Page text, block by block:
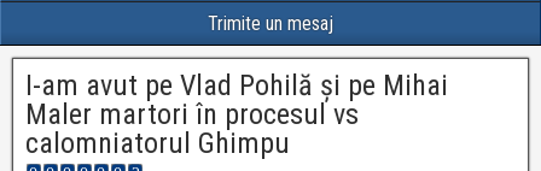
Trimite un mesaj
I-am avut pe Vlad Pohilă și pe Mihai
Maler martori în procesul vs
calomniatorul Ghimpu